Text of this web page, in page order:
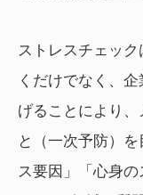
ストレスチェッ
くだけでなく、
げることにより
と（一次予防）
ス要因」「心身の